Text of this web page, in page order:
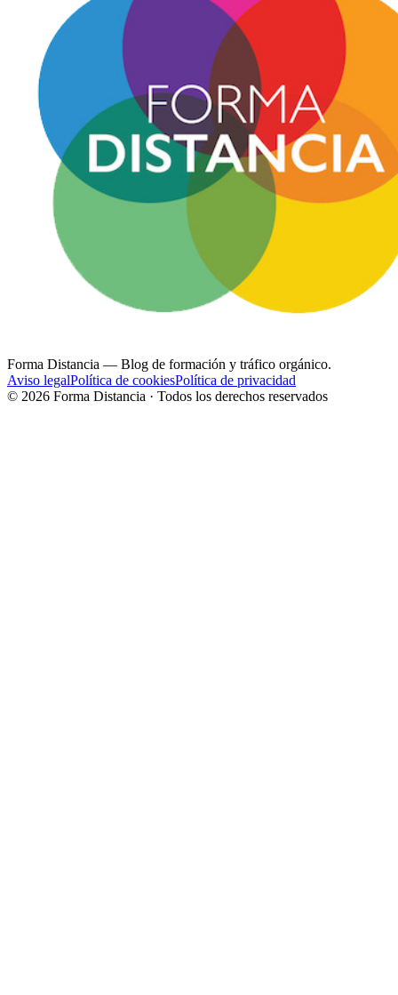
Forma Distancia — Blog de formación y tráfico orgánico.
Aviso legalPolítica de cookiesPolítica de privacidad
© 2026 Forma Distancia · Todos los derechos reservados